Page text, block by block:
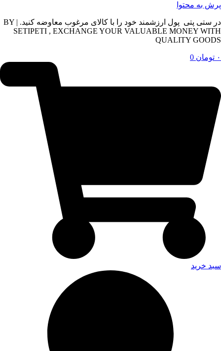
پرش به محتوا
در ستی پتی پول ارزشمند خود را با کالای مرغوب معاوضه کنید. | BY
SETIPETI , EXCHANGE YOUR VALUABLE MONEY WITH
QUALITY GOODS
۰ تومان 0
سبد خرید